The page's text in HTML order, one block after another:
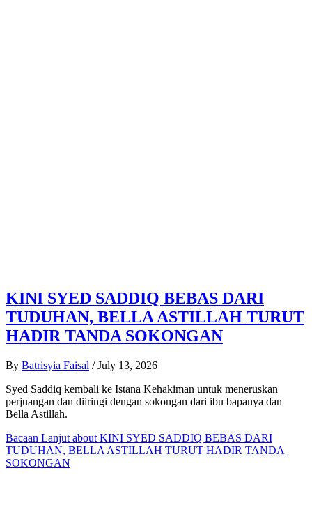
KINI SYED SADDIQ BEBAS DARI
TUDUHAN, BELLA ASTILLAH TURUT
HADIR TANDA SOKONGAN
By Batrisyia Faisal / July 13, 2026
Syed Saddiq kembali ke Istana Kehakiman untuk meneruskan
perjuangan dan diiringi dengan sokongan dari ibu bapanya dan
Bella Astillah.
Bacaan Lanjut about KINI SYED SADDIQ BEBAS DARI
TUDUHAN, BELLA ASTILLAH TURUT HADIR TANDA
SOKONGAN